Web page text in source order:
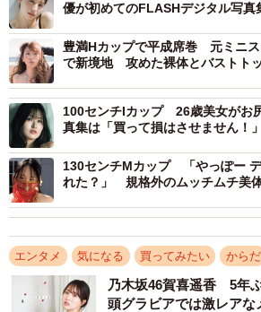
優が初めてのFLASHデジタル写真
豊満Hカップで平成席巻 元ミニ
で新境地 攻めた裸体とバストト
100センチIカップ 26歳美女がお
真集は「買って損はさせません！」
130センチMカップ 「やっぽー
れた？」 規格外のムッチムチ美
エンタメ 気になる 買ってみたい からだ
乃木坂46賀喜遥香 5年
頭グラビアでは激レア